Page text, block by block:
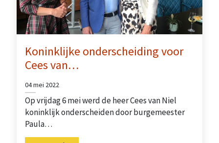
Koninklijke onderscheiding voor
Cees van…
04 mei 2022
Op vrijdag 6 mei werd de heer Cees van Niel
koninklijk onderscheiden door burgemeester
Paula…